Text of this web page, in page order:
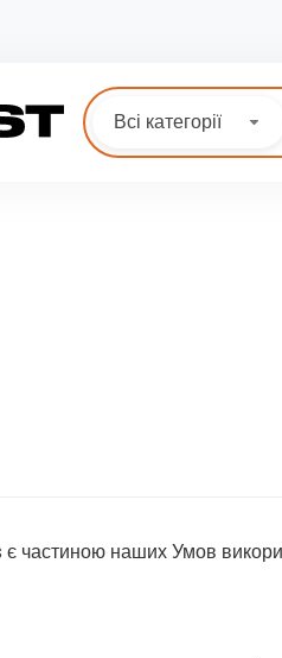
Всі категорії
наших Умов